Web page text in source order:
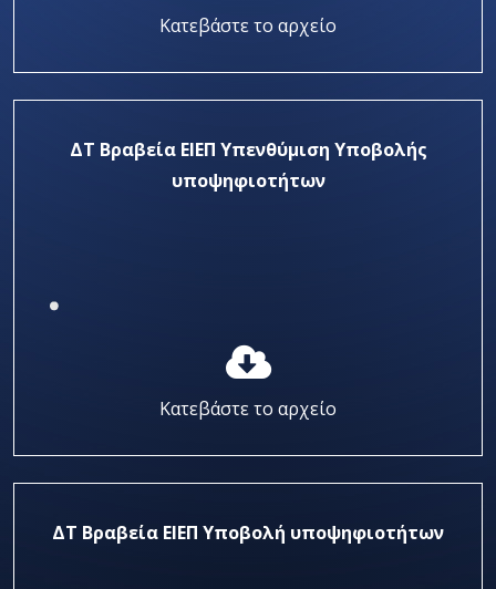
Κατεβάστε το αρχείο
ΔΤ Βραβεία ΕΙΕΠ Υπενθύμιση Υποβολής
υποψηφιοτήτων
Κατεβάστε το αρχείο
ΔΤ Βραβεία ΕΙΕΠ Υποβολή υποψηφιοτήτων